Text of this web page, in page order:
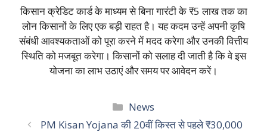
किसान क्रेडिट कार्ड के माध्यम से बिना गारंटी के ₹5 लाख तक का
लोन किसानों के लिए एक बड़ी राहत है। यह कदम उन्हें अपनी कृषि
संबंधी आवश्यकताओं को पूरा करने में मदद करेगा और उनकी वित्तीय
स्थिति को मजबूत करेगा। किसानों को सलाह दी जाती है कि वे इस
योजना का लाभ उठाएं और समय पर आवेदन करें।
Categories
News
PM Kisan Yojana की 20वीं किस्त से पहले ₹30,000